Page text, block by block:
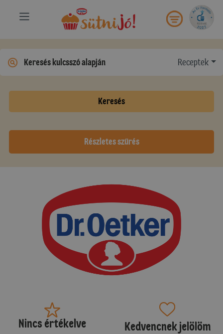
Receptek
Keresés
Részletes szűrés
Nincs értékelve Kedvencnek jelölöm